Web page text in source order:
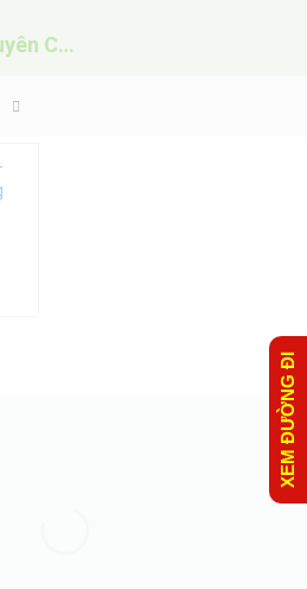
Máy Xay Cafe Nguyên Chất LD19
XEM ĐƯỜNG ĐI